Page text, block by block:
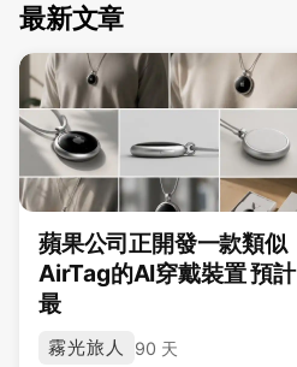
最新文章
蘋果公司正開發一款類似
AirTag的AI穿戴裝置 預計
最
霧光旅人 90 天